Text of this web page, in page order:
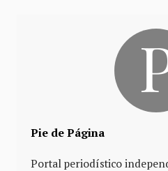
Pie de Página
Portal periodístico